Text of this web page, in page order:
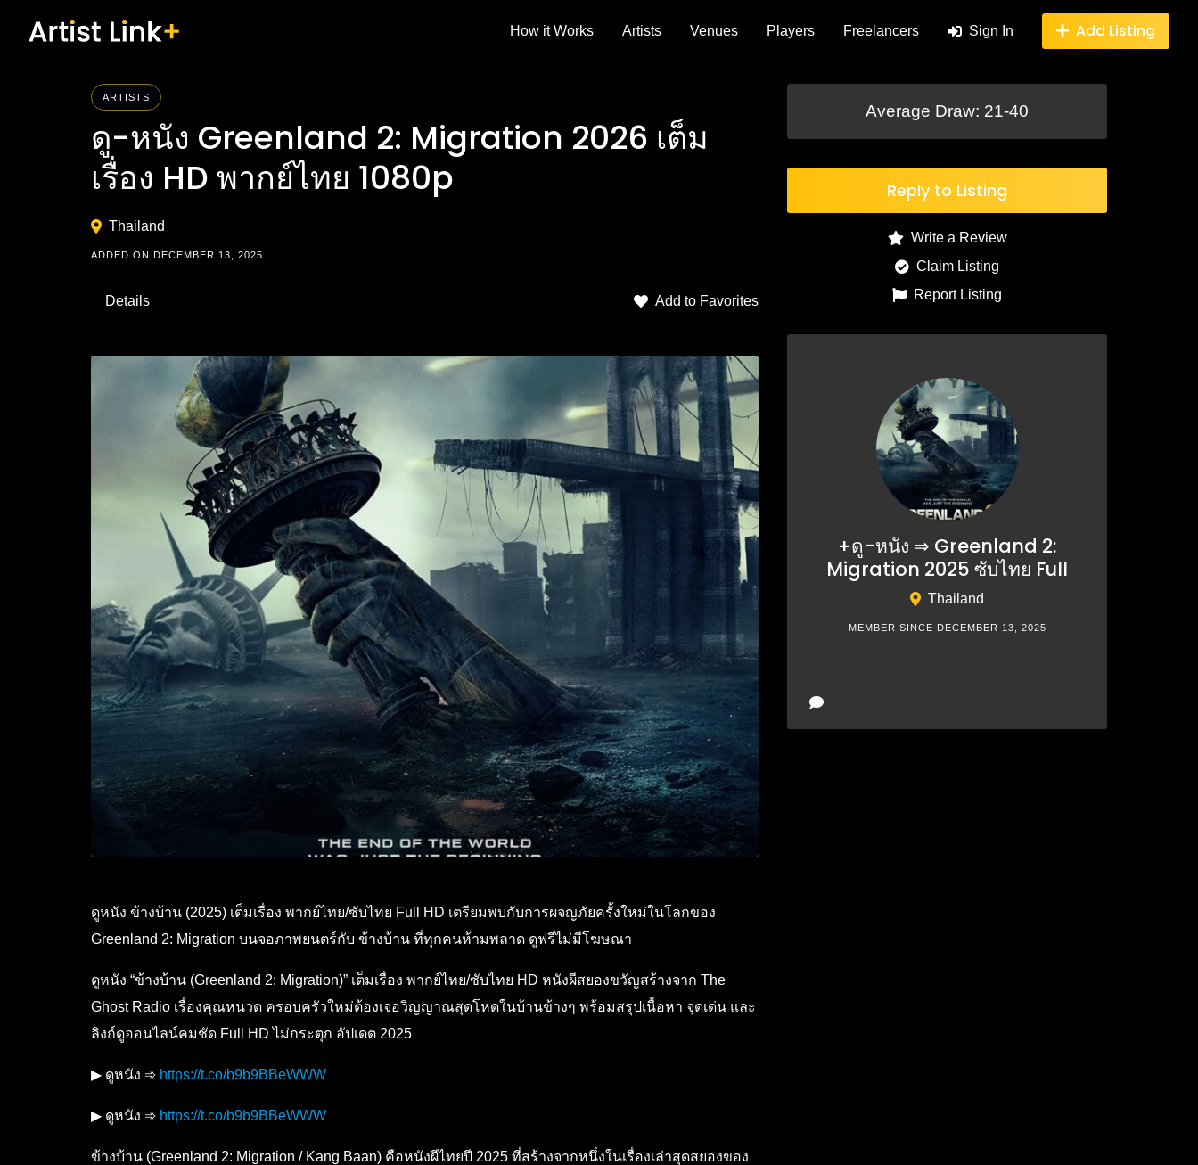
How it Works Artists Venues Players Freelancers Sign In Add Listing
ARTISTS
ดู-หนัง Greenland 2: Migration 2026 เต็ม
เรื่อง HD พากย์ไทย 1080p
Thailand
ADDED ON DECEMBER 13, 2025
Details Add to Favorites
ดูหนัง ข้างบ้าน (2025) เต็มเรื่อง พากย์ไทย/ซับไทย Full HD เตรียมพบกับการผจญภัยครั้งใหม่ในโลกของ
Greenland 2: Migration บนจอภาพยนตร์กับ ข้างบ้าน ที่ทุกคนห้ามพลาด ดูฟรีไม่มีโฆษณา
ดูหนัง “ข้างบ้าน (Greenland 2: Migration)” เต็มเรื่อง พากย์ไทย/ซับไทย HD หนังผีสยองขวัญสร้างจาก The
Ghost Radio เรื่องคุณหนวด ครอบครัวใหม่ต้องเจอวิญญาณสุดโหดในบ้านข้างๆ พร้อมสรุปเนื้อหา จุดเด่น และ
ลิงก์ดูออนไลน์คมชัด Full HD ไม่กระตุก อัปเดต 2025
▶ ดูหนัง ➾ https://t.co/b9b9BBeWWW
▶ ดูหนัง ➾ https://t.co/b9b9BBeWWW
ข้างบ้าน (Greenland 2: Migration / Kang Baan) คือหนังผีไทยปี 2025 ที่สร้างจากหนึ่งในเรื่องเล่าสุดสยองของ
Average Draw: 21-40
Reply to Listing
Write a Review
Claim Listing
Report Listing
+ดู-หนัง ⇒ Greenland 2:
Migration 2025 ซับไทย Full
Thailand
MEMBER SINCE DECEMBER 13, 2025